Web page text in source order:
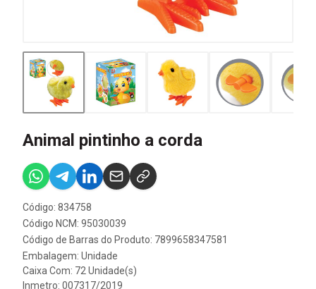
Animal pintinho a corda
Código: 834758
Código NCM: 95030039
Código de Barras do Produto: 7899658347581
Embalagem: Unidade
Caixa Com: 72 Unidade(s)
Inmetro: 007317/2019